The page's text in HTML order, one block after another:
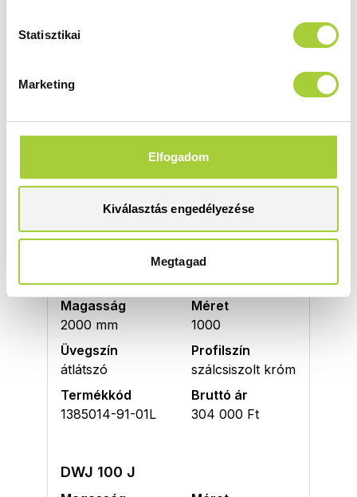
Statisztikai
Marketing
Elfogadom
Kiválasztás engedélyezése
Megtagad
1385013-91-01L
DWJ 90 J
2000 mm
900
átlátszó
Profilszín
szálcsiszolt króm
Termékkód
Bruttó ár
Magasság
2000 mm
Méret
1000
Üvegszín
átlátszó
Profilszín
szálcsiszolt króm
Termékkód
1385014-91-01L
Bruttó ár
304 000 Ft
DWJ 100 J